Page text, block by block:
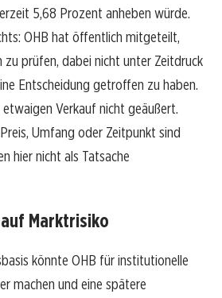
5,68 Prozent anheben würde.
OHB hat öffentlich mitgeteilt,
zu prüfen, dabei nicht unter Zeitdruck
Entscheidung getroffen zu haben.
Verkauf nicht geäußert.
Umfang oder Zeitpunkt sind
hier nicht als Tatsache
Marktrisiko
könnte OHB für institutionelle
machen und eine spätere